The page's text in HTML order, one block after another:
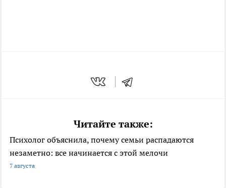
Читайте также:
Психолог объяснила, почему семьи распадаются
незаметно: все начинается с этой мелочи
7 августа